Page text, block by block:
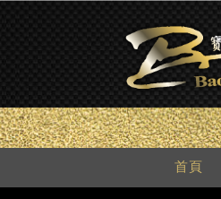
首頁